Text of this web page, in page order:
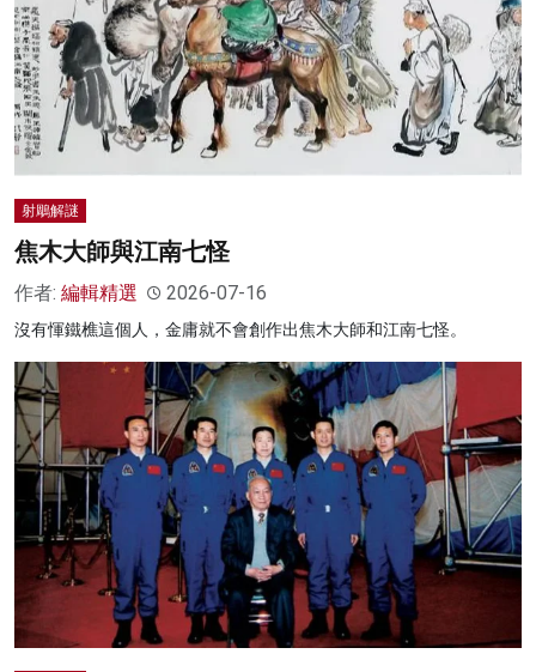
射鵰解謎
焦木⼤師與江南七怪
作者: 編輯精選 2026-07-16
沒有惲鐵樵這個⼈，金庸就不會創作出焦木大師和江南七怪。